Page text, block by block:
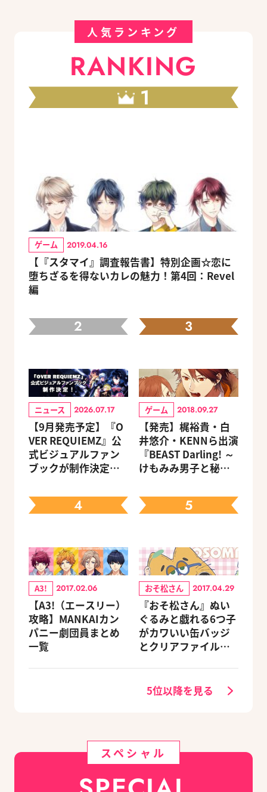
人気ランキング
RANKING
1
ゲーム 2019.04.16
【『スタマイ』調査報告書】特別企画☆恋に
堕ちざるを得ないカレの魅力！第4回：Revel
編
2
ニュース 2026.07.17
【9月発売予定】『O
VER REQUIEMZ』公
式ビジュアルファン
ブックが制作決定！
る豪華グッズ付き限
定セットも同時発売
3
ゲーム 2018.09.27
【発売】梶裕貴・白
井悠介・KENNら出演
『BEAST Darling! ～
けもみみ男子と秘密
Switchで登場
4
A3! 2017.02.06
【A3!（エースリー）
攻略】MANKAIカン
パニー劇団員まとめ
一覧
5
おそ松さん 2017.04.29
『おそ松さん』ぬい
ぐるみと戯れる6つ子
がカワいい缶バッジ
とクリアファイルが
5位以降を見る
スペシャル